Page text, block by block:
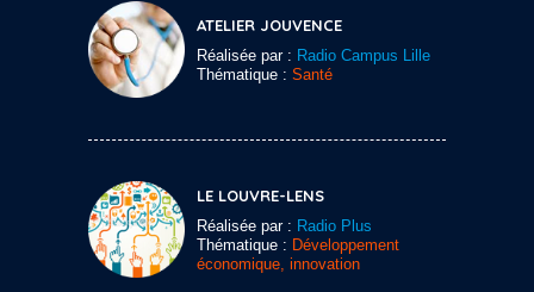
ATELIER JOUVENCE
Réalisée par : Radio Campus Lille
Thématique : Santé
LE LOUVRE-LENS
Réalisée par : Radio Plus
Thématique : Développement
économique, innovation